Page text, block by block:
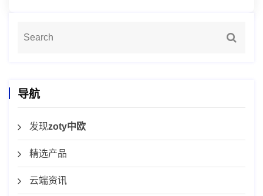
导航
发现zoty中欧
精选产品
云端资讯